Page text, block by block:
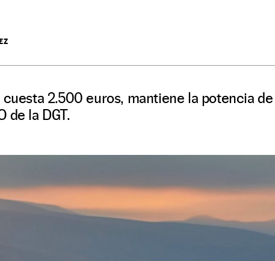
2.500 euros, mantiene la potencia de
de la DGT.